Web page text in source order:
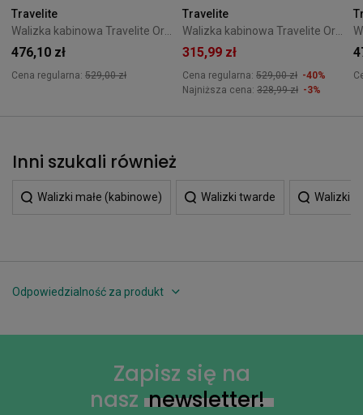
Travelite
476,10 zł
Cena regularna: 529,00 zł
Travelite
315,99 zł
Cena regularna: 529,00 zł -40%
Najniższa cena: 328,99 zł -3%
Inni szukali również
Walizki małe (kabinowe) Walizki twarde Walizki
Odpowiedzialność za produkt
Zapisz się na
nasz newsletter!